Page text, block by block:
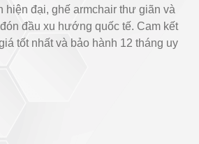
hiện đại, ghế armchair thư giãn và
đầu xu hướng quốc tế. Cam kết
tốt nhất và bảo hành 12 tháng uy